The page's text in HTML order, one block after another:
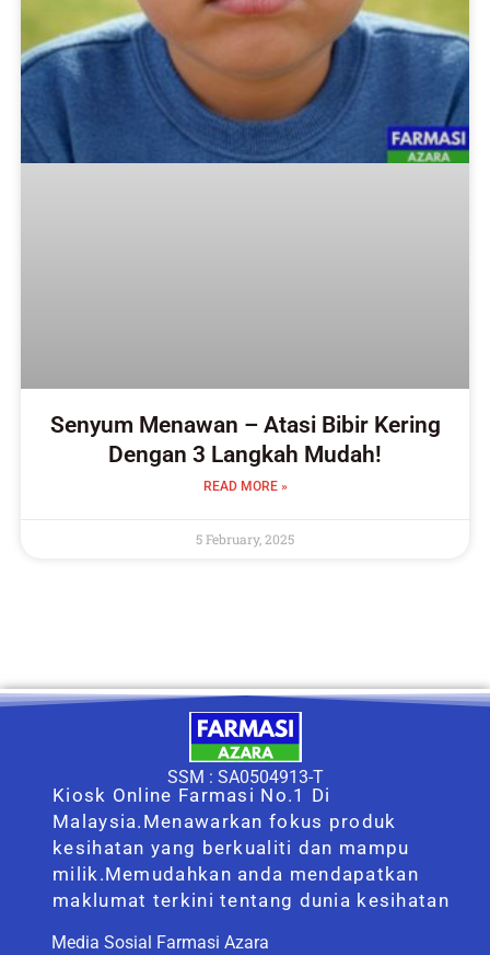
Senyum Menawan – Atasi Bibir Kering
Dengan 3 Langkah Mudah!
READ MORE »
5 February, 2025
SSM : SA0504913-T
Kiosk Online Farmasi No.1 Di
Malaysia.Menawarkan fokus produk
kesihatan yang berkualiti dan mampu
milik.Memudahkan anda mendapatkan
maklumat terkini tentang dunia kesihatan
Media Sosial Farmasi Azara